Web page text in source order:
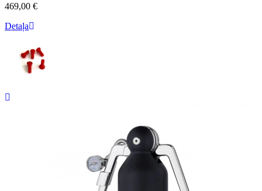
469,00 €
Detaļa